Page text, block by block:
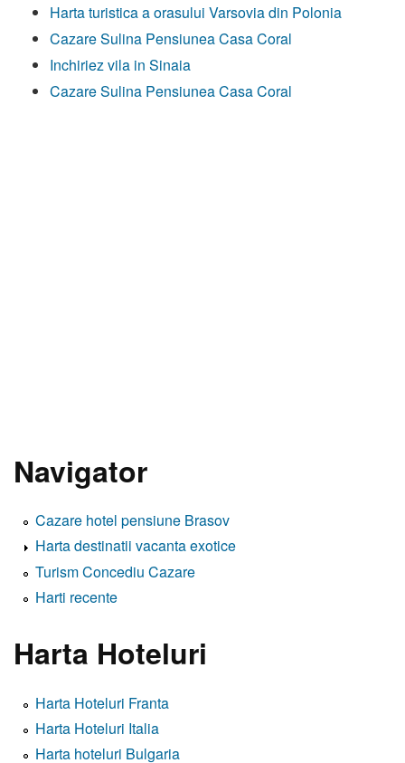
Harta turistica a orasului Varsovia din Polonia
Cazare Sulina Pensiunea Casa Coral
Inchiriez vila in Sinaia
Cazare Sulina Pensiunea Casa Coral
Navigator
Cazare hotel pensiune Brasov
Harta destinatii vacanta exotice
Turism Concediu Cazare
Harti recente
Harta Hoteluri
Harta Hoteluri Franta
Harta Hoteluri Italia
Harta hoteluri Bulgaria